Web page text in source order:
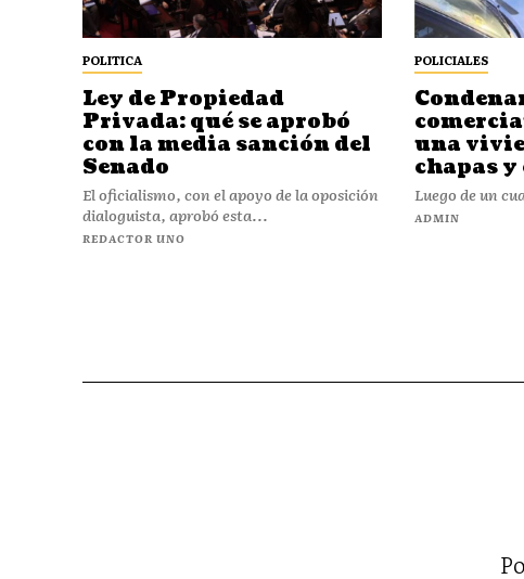
POLITICA
Ley de Propiedad
Privada: qué se aprobó
con la media sanción del
Senado
El oficialismo, con el apoyo de la oposición
dialoguista, aprobó esta...
REDACTOR UNO
POLICIALES
una
chapas
Luego de un
ADMIN